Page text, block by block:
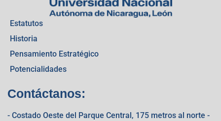
Estatutos
Historia
Pensamiento Estratégico
Potencialidades
Contáctanos:
- Costado Oeste del Parque Central, 175 metros al norte -